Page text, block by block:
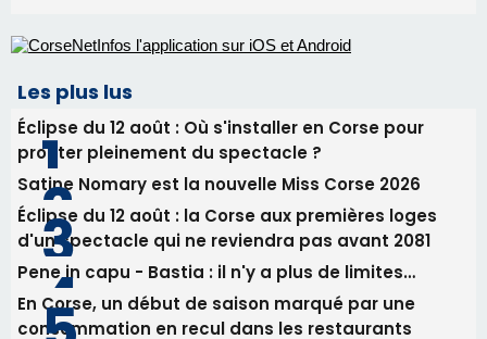
En Corse, un début de saison marqué par une
Newsletter
Inscrivez-vous à la newsletter de CNI et recevez par
email les infos les plus importantes et une sélection de
nos meilleurs articles